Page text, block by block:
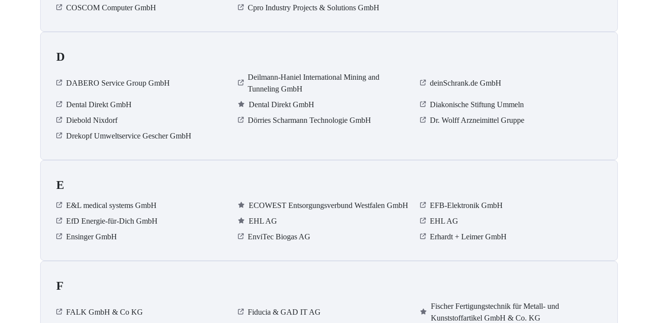
COSCOM Computer GmbH Cpro Industry Projects & Solutions GmbH
D
DABERO Service Group GmbH
Deilmann-Haniel International Mining and
Tunneling GmbH
deinSchrank.de GmbH
Dental Direkt GmbH Dental Direkt GmbH
Diakonische Stiftung Ummeln
Diebold Nixdorf
Dörries Scharmann Technologie GmbH
Dr. Wolff Arzneimittel Gruppe
Drekopf Umweltservice Gescher GmbH
E
E&L medical systems GmbH ECOWEST Entsorgungsverbund Westfalen GmbH
EFB-Elektronik GmbH
EfD Energie-für-Dich GmbH
EHL AG
EHL AG
Ensinger GmbH
EnviTec Biogas AG Erhardt + Leimer GmbH
F
FALK GmbH & Co KG Fiducia & GAD IT AG
Fischer Fertigungstechnik für Metall- und
Kunststoffartikel GmbH & Co. KG